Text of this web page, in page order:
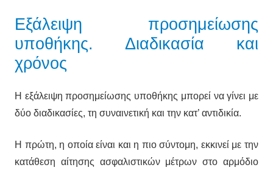
Εξάλειψη προσημείωσης
υποθήκης. Διαδικασία και
χρόνος
Η εξάλειψη προσημείωσης υποθήκης μπορεί να γίνει με
δύο διαδικασίες, τη συναινετική και την κατ’ αντιδικία.
Η πρώτη, η οποία είναι και η πιο σύντομη, εκκινεί με την
κατάθεση αίτησης ασφαλιστικών μέτρων στο αρμόδιο